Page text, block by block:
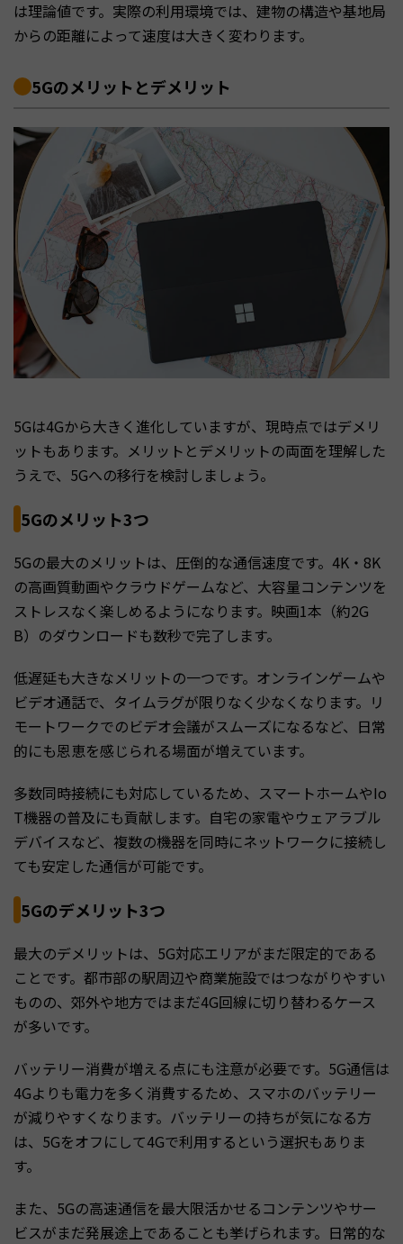
は理論値です。実際の利用環境では、建物の構造や基地局
からの距離によって速度は大きく変わります。
5Gのメリットとデメリット
5Gは4Gから大きく進化していますが、現時点ではデメリ
ットもあります。メリットとデメリットの両面を理解した
うえで、5Gへの移行を検討しましょう。
5Gのメリット3つ
5Gの最大のメリットは、圧倒的な通信速度です。4K・8K
の高画質動画やクラウドゲームなど、大容量コンテンツを
ストレスなく楽しめるようになります。映画1本（約2G
B）のダウンロードも数秒で完了します。
低遅延も大きなメリットの一つです。オンラインゲームや
ビデオ通話で、タイムラグが限りなく少なくなります。リ
モートワークでのビデオ会議がスムーズになるなど、日常
的にも恩恵を感じられる場面が増えています。
多数同時接続にも対応しているため、スマートホームやIo
T機器の普及にも貢献します。自宅の家電やウェアラブル
デバイスなど、複数の機器を同時にネットワークに接続し
ても安定した通信が可能です。
5Gのデメリット3つ
最大のデメリットは、5G対応エリアがまだ限定的である
ことです。都市部の駅周辺や商業施設ではつながりやすい
ものの、郊外や地方ではまだ4G回線に切り替わるケース
が多いです。
バッテリー消費が増える点にも注意が必要です。5G通信は
4Gよりも電力を多く消費するため、スマホのバッテリー
が減りやすくなります。バッテリーの持ちが気になる方
は、5Gをオフにして4Gで利用するという選択もありま
す。
また、5Gの高速通信を最大限活かせるコンテンツやサー
ビスがまだ発展途上であることも挙げられます。日常的な